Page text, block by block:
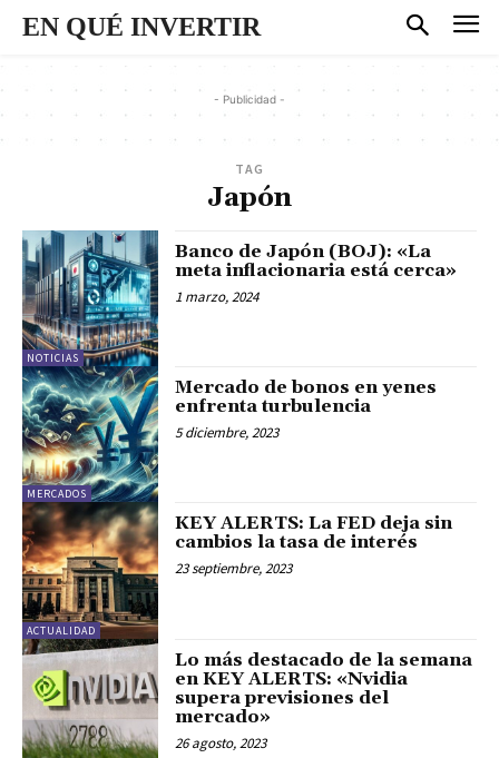
EN QUÉ INVERTIR
- Publicidad -
TAG
Japón
NOTICIAS
Banco de Japón (BOJ): «La
meta inflacionaria está cerca»
1 marzo, 2024
MERCADOS
Mercado de bonos en yenes
enfrenta turbulencia
5 diciembre, 2023
ACTUALIDAD
KEY ALERTS: La FED deja sin
cambios la tasa de interés
23 septiembre, 2023
Lo más destacado de la semana
en KEY ALERTS: «Nvidia
supera previsiones del
mercado»
26 agosto, 2023